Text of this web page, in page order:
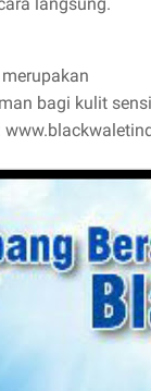
bagi kulit